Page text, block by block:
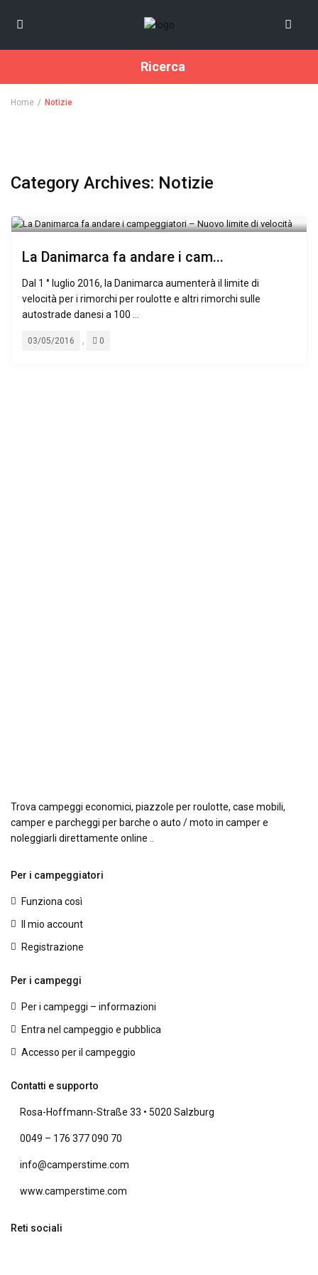
Ricerca
Home Notizie
Category Archives: Notizie
La Danimarca fa andare i cam...
Dal 1 ° luglio 2016, la Danimarca aumenterà il limite di
velocità per i rimorchi per roulotte e altri rimorchi sulle
autostrade danesi a 100 ...
03/05/2016 , 0
Trova campeggi economici, piazzole per roulotte, case mobili,
camper e parcheggi per barche o auto / moto in camper e
noleggiarli direttamente online ..
Per i campeggiatori
Funziona così
Il mio account
Registrazione
Per i campeggi
Per i campeggi – informazioni
Entra nel campeggio e pubblica
Accesso per il campeggio
Contatti e supporto
Rosa-Hoffmann-Straße 33 • 5020 Salzburg
0049 – 176 377 090 70
info@camperstime.com
www.camperstime.com
Reti sociali